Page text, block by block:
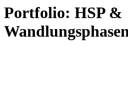
Portfolio: HSP &